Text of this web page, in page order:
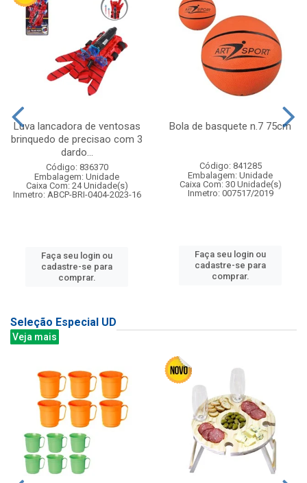
Luva lancadora de ventosas
brinquedo de precisao com 3
dardo...
Código: 836370
Embalagem: Unidade
Caixa Com: 24 Unidade(s)
Inmetro: ABCP-BRI-0404-2023-16
Faça seu login ou
cadastre-se para
comprar.
Bola de basquete n.7 75cm
Código: 841285
Embalagem: Unidade
Caixa Com: 30 Unidade(s)
Inmetro: 007517/2019
Faça seu login ou
cadastre-se para
comprar.
Seleção Especial UD
Veja mais